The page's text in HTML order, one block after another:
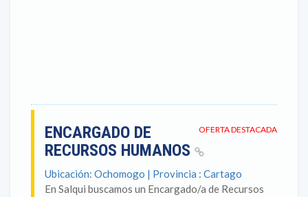
OFERTA DESTACADA
ENCARGADO DE
RECURSOS HUMANOS
Ubicación: Ochomogo | Provincia : Cartago
En Salqui buscamos un Encargado/a de Recursos